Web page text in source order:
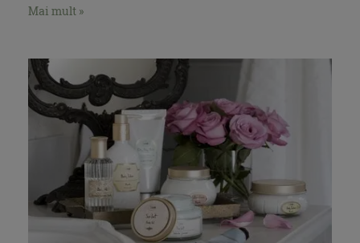
Mai mult »